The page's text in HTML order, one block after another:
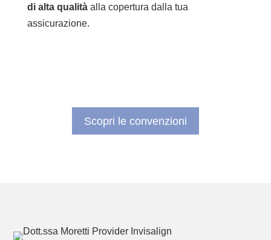
di alta qualitàalla copertura dalla tua
assicurazione.
Scopri le convenzioni